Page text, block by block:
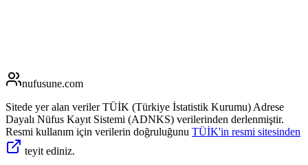
nufusune.com
Sitede yer alan veriler TÜİK (Türkiye İstatistik Kurumu) Adrese
Dayalı Nüfus Kayıt Sistemi (ADNKS) verilerinden derlenmiştir.
Resmi kullanım için verilerin doğruluğunu TÜİK'in resmi sitesinden
teyit ediniz.